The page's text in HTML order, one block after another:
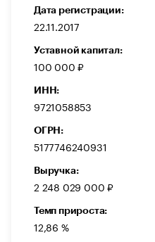
Дата регистрации:
22.11.2017
Уставной капитал:
100 000 ₽
ИНН:
9721058853
ОГРН:
5177746240931
Выручка:
2 248 029 000 ₽
Темп прироста:
12,86 %